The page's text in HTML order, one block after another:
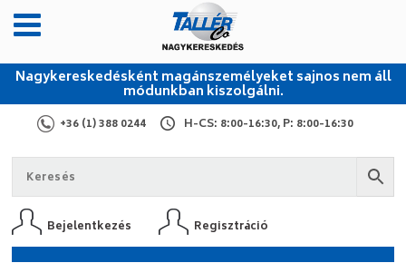
Nagykereskedésként magánszemélyeket sajnos nem áll
módunkban kiszolgálni.
+36 (1) 388 0244 H-CS: 8:00-16:30, P: 8:00-16:30
Bejelentkezés Regisztráció